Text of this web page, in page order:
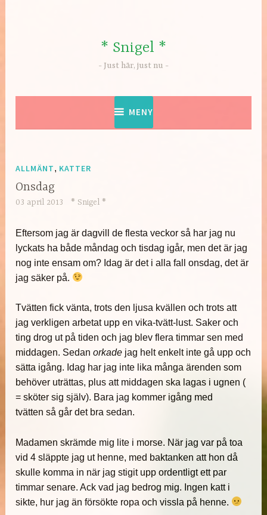
* Snigel *
Just här, just nu
MENY
ALLMÄNT, KATTER
Onsdag
03 april 2013 * Snigel *
Eftersom jag är dagvill de flesta veckor så har jag nu
lyckats ha både måndag och tisdag igår, men det är jag
nog inte ensam om? Idag är det i alla fall onsdag, det är
jag säker på.
Tvätten fick vänta, trots den ljusa kvällen och trots att
jag verkligen arbetat upp en vika-tvätt-lust. Saker och
ting drog ut på tiden och jag blev flera timmar sen med
middagen. Sedanorkade jag helt enkelt inte gå upp och
sätta igång. Idag har jag inte lika många ärenden som
behöver uträttas, plus att middagen ska lagas i ugnen (
= sköter sig själv). Bara jag kommer igång med
tvätten så går det bra sedan.
Madamen skrämde mig lite i morse. När jag var på toa
vid 4 släppte jag ut henne, med baktanken att hon då
skulle komma in när jag stigit upp ordentligt ett par
timmar senare. Ack vad jag bedrog mig. Ingen katt i
sikte, hur jag än försökte ropa och vissla på henne.